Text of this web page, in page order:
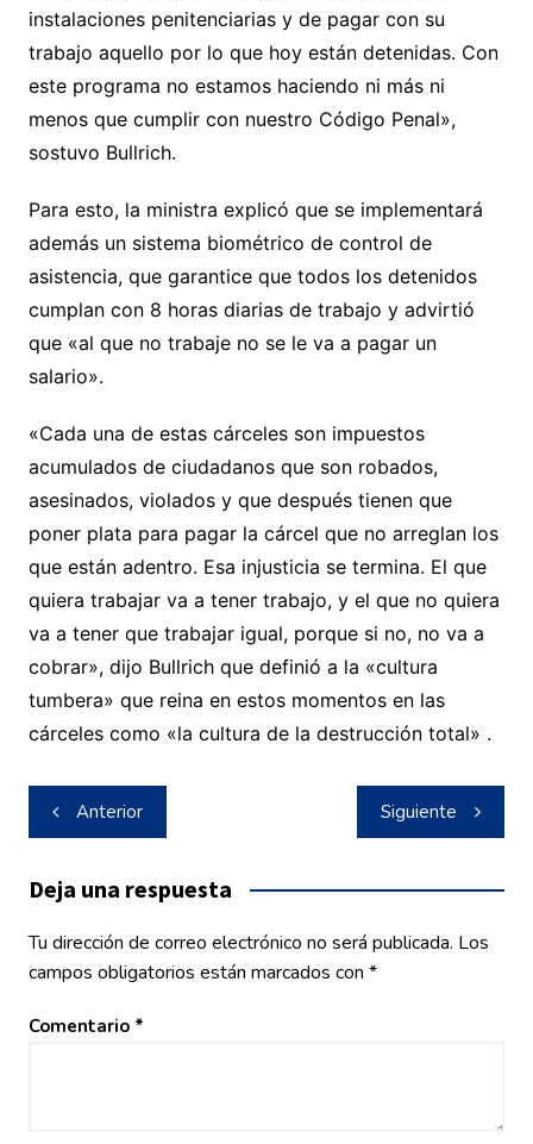
instalaciones penitenciarias y de pagar con su
trabajo aquello por lo que hoy están detenidas. Con
este programa no estamos haciendo ni más ni
menos que cumplir con nuestro Código Penal»,
sostuvo Bullrich.
Para esto, la ministra explicó que se implementará
además un sistema biométrico de control de
asistencia, que garantice que todos los detenidos
cumplan con 8 horas diarias de trabajo y advirtió
que «al que no trabaje no se le va a pagar un
salario».
«Cada una de estas cárceles son impuestos
acumulados de ciudadanos que son robados,
asesinados, violados y que después tienen que
poner plata para pagar la cárcel que no arreglan los
que están adentro. Esa injusticia se termina. El que
quiera trabajar va a tener trabajo, y el que no quiera
va a tener que trabajar igual, porque si no, no va a
cobrar», dijo Bullrich que definió a la «cultura
tumbera» que reina en estos momentos en las
cárceles como «la cultura de la destrucción total» .
Navegación
de
entradas
Anterior Siguiente
Deja una respuesta
Tu dirección de correo electrónico no será publicada. Los
campos obligatorios están marcados con *
Comentario *